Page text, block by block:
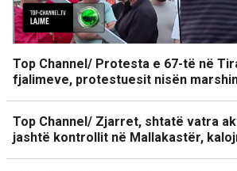
Top Channel/ Protesta e 67-të në
fjalimeve, protestuesit nisën
Top Channel/ Zjarret, shtatë vatra
jashtë kontrollit në Mallakastër,